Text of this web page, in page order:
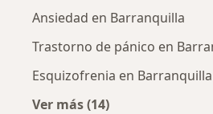
Ansiedad en Barranquilla
Trastorno de pánico en
Esquizofrenia en Barranquilla
Ver más (14)